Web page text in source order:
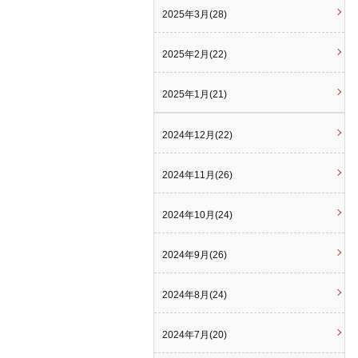
2025年3月(28)
2025年2月(22)
2025年1月(21)
2024年12月(22)
2024年11月(26)
2024年10月(24)
2024年9月(26)
2024年8月(24)
2024年7月(20)